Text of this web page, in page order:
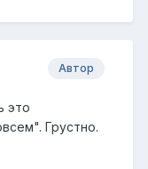
Автор
это
Грустно.